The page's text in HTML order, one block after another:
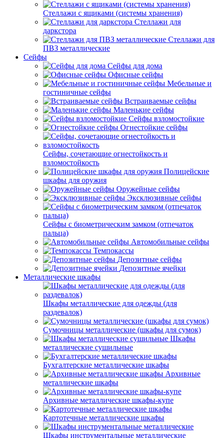
Стеллажи с ящиками (системы хранения)
Стеллажи для
даркстора
Стеллажи для
ПВЗ металлические
Сейфы
Сейфы для дома
Офисные сейфы
Мебельные и
гостиничные сейфы
Встраиваемые сейфы
Маленькие сейфы
Сейфы взломостойкие
Огнестойкие сейфы
Сейфы, сочетающие огнестойкость и
взломостойкость
Полицейские
шкафы для оружия
Оружейные сейфы
Эксклюзивные сейфы
Сейфы с биометрическим замком (отпечаток
пальца)
Автомобильные сейфы
Темпокассы
Депозитные сейфы
Депозитные ячейки
Металлические шкафы
Шкафы металлические для одежды (для
раздевалок)
Сумочницы металлические (шкафы для сумок)
Шкафы
металлические сушильные
Бухгалтерские металлические шкафы
Архивные
металлические шкафы
Архивные металлические шкафы-купе
Картотечные металлические шкафы
Шкафы инструментальные металлические